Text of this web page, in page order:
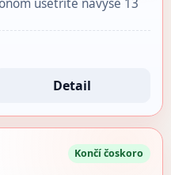
Detail
Končí čoskoro